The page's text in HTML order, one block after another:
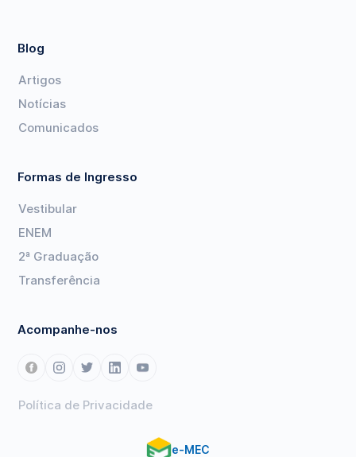
Blog
Artigos
Notícias
Comunicados
Formas de Ingresso
Vestibular
ENEM
2ª Graduação
Transferência
Acompanhe-nos
Política de Privacidade
e-MEC